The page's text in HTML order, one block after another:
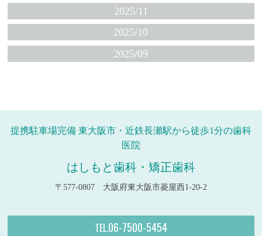
2025/11
2025/10
2025/09
提携駐車場完備 東大阪市・近鉄長瀬駅から徒歩1分の歯科
医院
はしもと歯科・矯正歯科
〒577-0807 大阪府東大阪市菱屋西1-20-2
TEL.06-7500-5454